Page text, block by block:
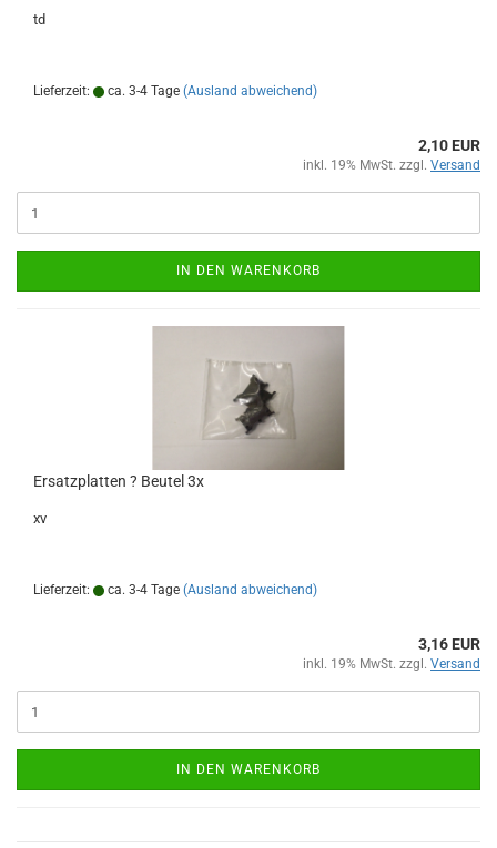
td
Lieferzeit: ca. 3-4 Tage (Ausland abweichend)
2,10 EUR
inkl. 19% MwSt. zzgl. Versand
IN DEN WARENKORB
Ersatzplatten ? Beutel 3x
xv
Lieferzeit: ca. 3-4 Tage (Ausland abweichend)
3,16 EUR
inkl. 19% MwSt. zzgl. Versand
IN DEN WARENKORB